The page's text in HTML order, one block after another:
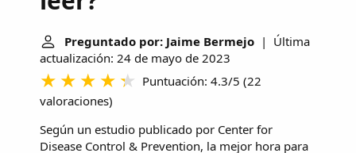
Preguntado por: Jaime Bermejo | Última
actualización: 24 de mayo de 2023
Puntuación: 4.3/5 (22
valoraciones)
Según un estudio publicado por Center for
Disease Control & Prevention, la mejor hora para